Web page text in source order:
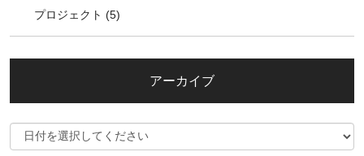
プロジェクト (5)
アーカイブ